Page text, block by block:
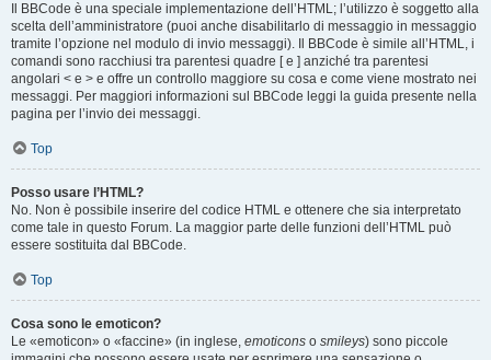
Il BBCode è una speciale implementazione dell’HTML; l’utilizzo è soggetto alla
scelta dell’amministratore (puoi anche disabilitarlo di messaggio in messaggio
tramite l’opzione nel modulo di invio messaggi). Il BBCode è simile all’HTML, i
comandi sono racchiusi tra parentesi quadre [ e ] anziché tra parentesi
angolari < e > e offre un controllo maggiore su cosa e come viene mostrato nei
messaggi. Per maggiori informazioni sul BBCode leggi la guida presente nella
pagina per l’invio dei messaggi.
Top
Posso usare l’HTML?
No. Non è possibile inserire del codice HTML e ottenere che sia interpretato
come tale in questo Forum. La maggior parte delle funzioni dell’HTML può
essere sostituita dal BBCode.
Top
Cosa sono le emoticon?
Le «emoticon» o «faccine» (in inglese, emoticons o smileys) sono piccole